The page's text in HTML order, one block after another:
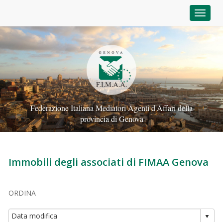
Federazione Italiana Mediatori Agenti d'Affari della
provincia di Genova
Immobili degli associati di FIMAA Genova
ORDINA